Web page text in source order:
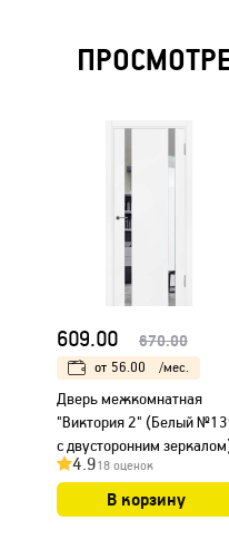
609.00 670.00
от 56.00 /мес.
Дверь межкомнатная
"Виктория 2" (Белый
с двусторонним
4.918 оценок
В корзину